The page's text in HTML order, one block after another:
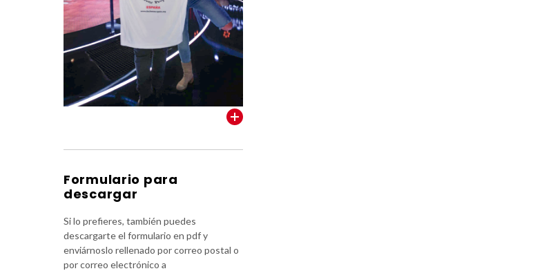
Formulario para
descargar
Si lo prefieres, también puedes
descargarte el formulario en pdf y
enviárnoslo rellenado por correo postal o
por correo electrónico a